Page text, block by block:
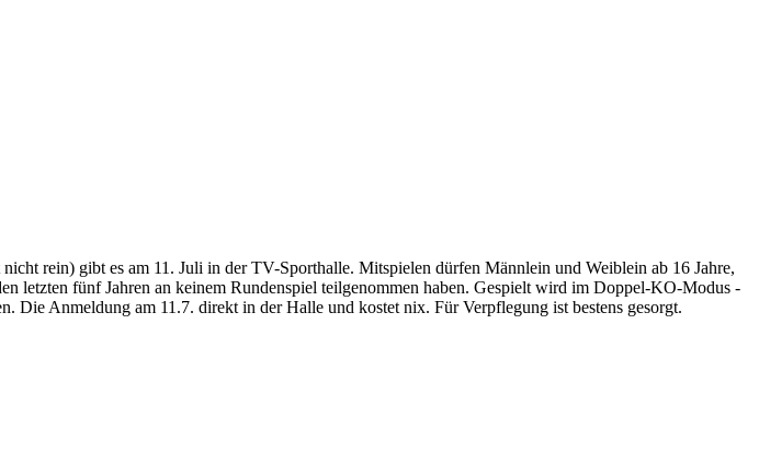
rein) gibt es am 11. Juli in der TV-Sporthalle. Mitspielen dürfen Männlein und Weiblein ab 16 Jahre,
letzten fünf Jahren an keinem Rundenspiel teilgenommen haben. Gespielt wird im Doppel-KO-Modus -
Die Anmeldung am 11.7. direkt in der Halle und kostet nix. Für Verpflegung ist bestens gesorgt.